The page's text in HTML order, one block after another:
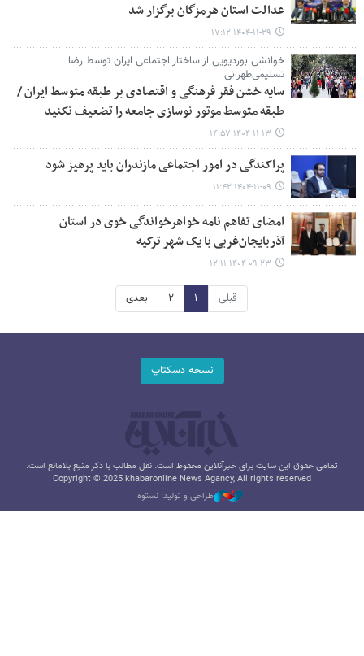
عدالت استان هرمزگان برگزار شد
۱۴۰۴-۱۱-۲۹ ۱۷:۱۲
خوانشی بوردیویی از ساختار اجتماعی ایران توسط رضا
تسلیمی‌طهرانی
سایه خشن فقر فرهنگی و اقتصادی بر طبقه متوسط ایران /
طبقه متوسط موتور نوسازی جامعه را تضعیف نکنید
۱۴۰۴-۱۱-۱۳ ۱۴:۵۷
پراکندگی در امور اجتماعی مازندران باید پرهیز شود
۱۴۰۴-۱۱-۰۹ ۱۱:۴۲
امضای تفاهم نامه خواهرخواندگی خوی در استان
آذربایجان‌غربی با یک شهر ترکیه
۱۴۰۴-۰۹-۲۳ ۱۲:۱۱
قبلی ۱ ۲ بعدی
نسخه دسکتاپ
تمامی حقوق این سایت برای خبرآنلاین محفوظ است. نقل مطالب با ذکر منبع بلامانع است.
Copyright © 2025 khabaronline News Agancy, All rights reserved
طراحی و تولید: نستوه